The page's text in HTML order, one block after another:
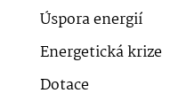
Úspora energií
Energetická krize
Dotace